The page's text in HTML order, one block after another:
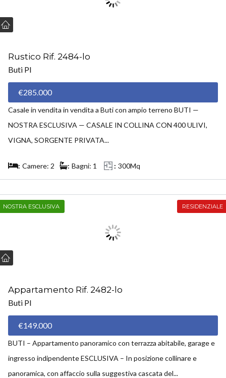
Rustico Rif. 2484-lo
Buti PI
€285.000
Casale in vendita in vendita a Buti con ampio terreno BUTI —
NOSTRA ESCLUSIVA — CASALE IN COLLINA CON 400 ULIVI,
VIGNA, SORGENTE PRIVATA...
Camere: 2 Bagni: 1 300Mq
NOSTRA ESCLUSIVA RESIDENZIALE
Appartamento Rif. 2482-lo
Buti PI
€149.000
BUTI – Appartamento panoramico con terrazza abitabile, garage e
ingresso indipendente ESCLUSIVA – In posizione collinare e
panoramica, con affaccio sulla suggestiva cascata del...